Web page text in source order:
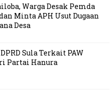
Warga Desak Pemda
Minta APH Usut Dugaan
Desa
Sula Terkait PAW
Partai Hanura